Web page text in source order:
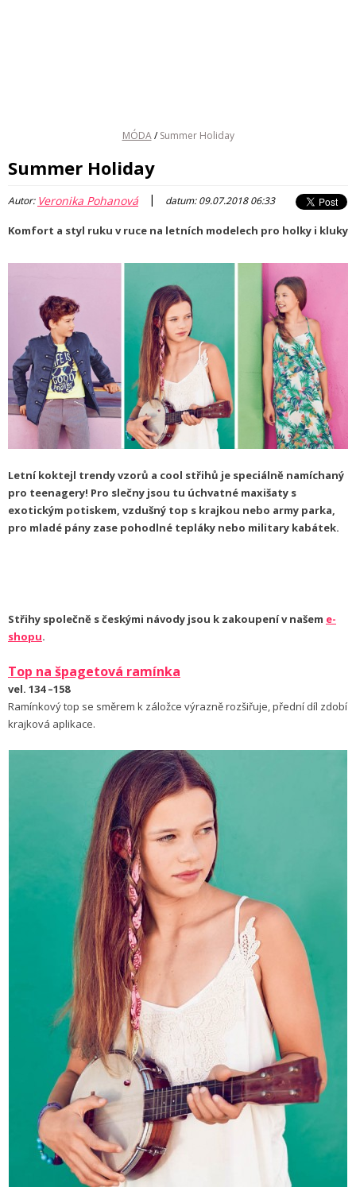
MÓDA / Summer Holiday
Summer Holiday
Autor: Veronika Pohanová | datum: 09.07.2018 06:33
Komfort a styl ruku v ruce na letních modelech pro holky i kluky
Letní koktejl trendy vzorů a cool střihů je speciálně namíchaný
pro teenagery! Pro slečny jsou tu úchvatné maxišaty s
exotickým potiskem, vzdušný top s krajkou nebo army parka,
pro mladé pány zase pohodlné tepláky nebo military kabátek.
Střihy společně s českými návody jsou k zakoupení v našem e-
shopu.
Top na špagetová ramínka
vel. 134 –158
Ramínkový top se směrem k záložce výrazně rozšiřuje, přední díl zdobí
krajková aplikace.